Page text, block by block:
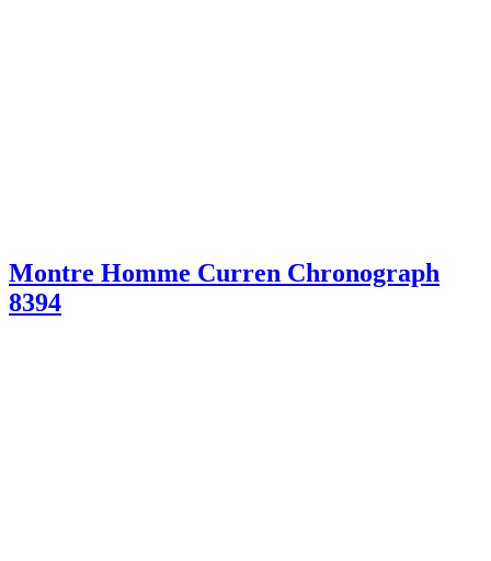
Montre Homme Curren Chronograph
8394